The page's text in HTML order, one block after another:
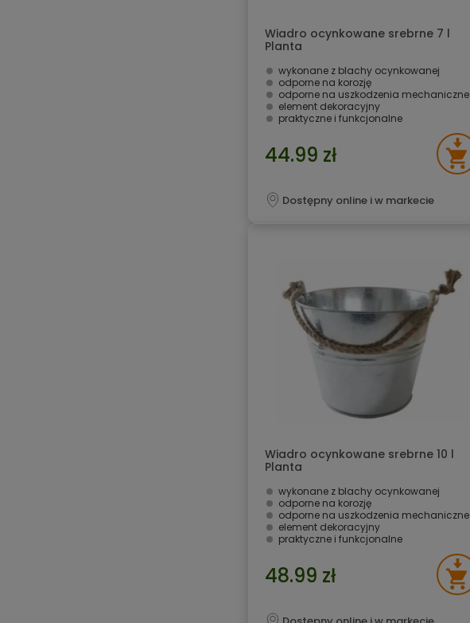
Wiadro ocynkowane srebrne 7 l
Planta
wykonane z blachy ocynkowanej
odporne na korozję
odporne na uszkodzenia mechaniczne
element dekoracyjny
praktyczne i funkcjonalne
44.99 zł
Dostępny online i w markecie
Wiadro ocynkowane srebrne 10 l
Planta
wykonane z blachy ocynkowanej
odporne na korozję
odporne na uszkodzenia mechaniczne
element dekoracyjny
praktyczne i funkcjonalne
48.99 zł